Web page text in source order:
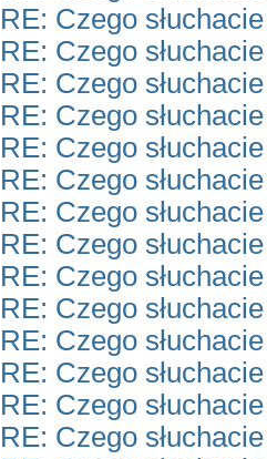
RE: Czego
RE: Czego
RE: Czego
RE: Czego
RE: Czego
RE: Czego
RE: Czego
RE: Czego
RE: Czego
RE: Czego
RE: Czego
RE: Czego
RE: Czego
RE: Czego